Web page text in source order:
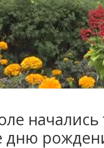
начались